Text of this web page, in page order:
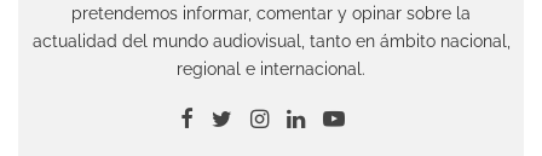
pretendemos informar, comentar y opinar sobre la
actualidad del mundo audiovisual, tanto en ámbito nacional,
regional e internacional.